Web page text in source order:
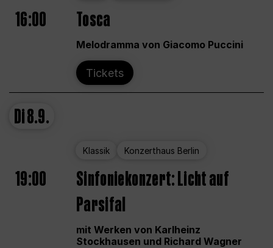
16:00 Tosca
Melodramma von Giacomo Puccini
Tickets
Di8.9.
Klassik Konzerthaus Berlin
19:00
Sinfoniekonzert: Licht auf
Parsifal
mit Werken von Karlheinz
Stockhausen und Richard Wagner